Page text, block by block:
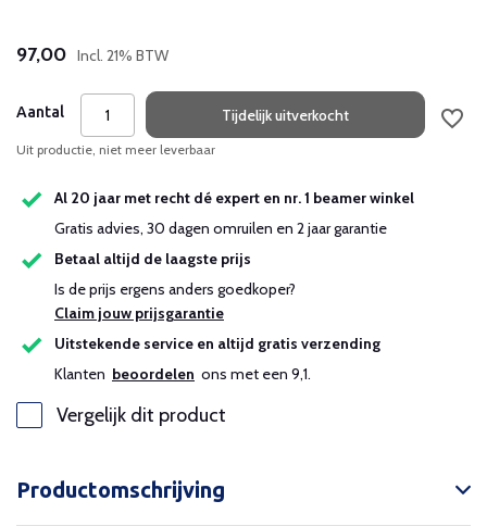
97,00 Incl. 21% BTW
Aantal Tijdelijk uitverkocht
Uit productie, niet meer leverbaar
Al 20 jaar met recht dé expert en nr. 1 beamer winkel
Gratis advies, 30 dagen omruilen en 2 jaar garantie
Betaal altijd de laagste prijs
Is de prijs ergens anders goedkoper?
Claim jouw prijsgarantie
Uitstekende service en altijd gratis verzending
Klanten beoordelen ons met een 9,1.
Vergelijk dit product
Productomschrijving